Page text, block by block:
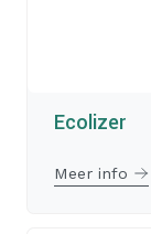
Ecolizer
Meer info